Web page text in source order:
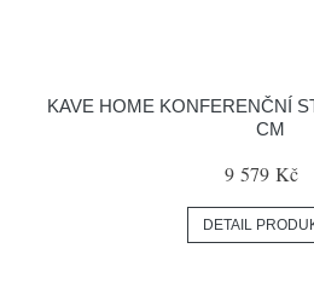
KAVE HOME KONFERENČNÍ
CM
9 579 Kč
DETAIL